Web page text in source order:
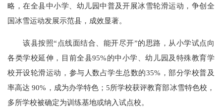
略，在全县中小学、幼儿园中普及开展冰雪轮滑运动，争创全
国冰雪运动发展示范县，成效显著。
该县按照“点线面结合、能开尽开”的思路，从小学试点向
各类学校延伸，目前全县95%的中小学、幼儿园及特殊教育学
校开设轮滑运动，参与人数占学生总数的35%，部分学校普及
率高达 90%，成为办学特色；5所学校获评教育部冰雪特色校，
多所学校被确定为训练基地或纳入试点校。